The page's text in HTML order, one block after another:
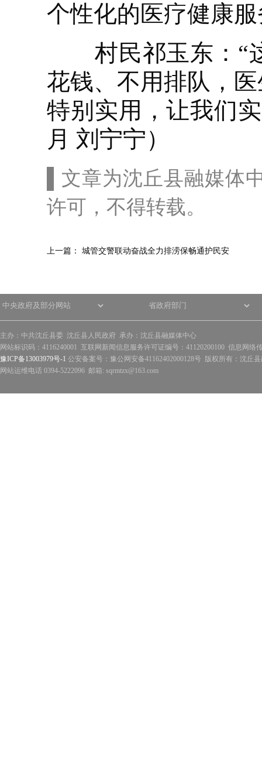
个性化的医疗健康
村民祁玉东：“这
花钱、不用排队，
特别实用，让我们
月 刘宁宁）
▌文章为沈丘县融媒体
许可，不得转载。
上一篇： 城管交警联动奋战全力排涝保畅通护民安
主办：中共沈丘县委 沈丘县人民政府 承办：沈丘县融媒体中心
网站标识码：4116240001 互联网新闻信息服务许可证编号：41120200100 信息网络
豫ICP备13003979号-1 公安备案号：豫公网安备41162402000128号 版权所有：沈丘
网站运维电话 0394-5222096 邮箱: sqrmtzx@163.com